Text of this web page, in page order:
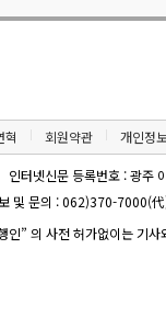
혁 회원약관 개인정
인터넷신문 등록번호 : 광
및 문의 : 062)370-7000(
” 의 사전 허가없이는 기